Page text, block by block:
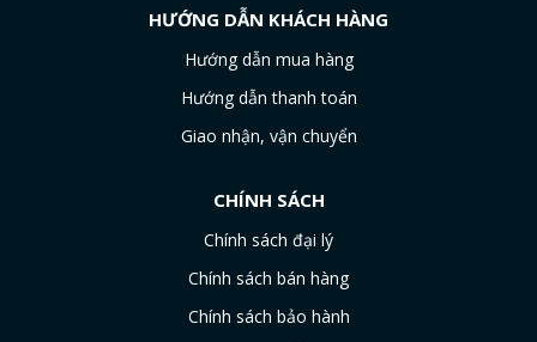
HƯỚNG DẪN KHÁCH HÀNG
Hướng dẫn mua hàng
Hướng dẫn thanh toán
Giao nhận, vận chuyển
CHÍNH SÁCH
Chính sách đại lý
Chính sách bán hàng
Chính sách bảo hành